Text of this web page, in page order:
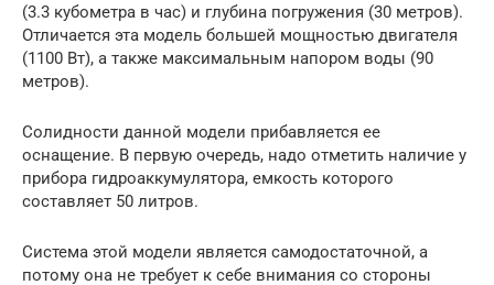
(3.3 кубометра в час) и глубина погружения (30 метров).
Отличается эта модель большей мощностью двигателя
(1100 Вт), а также максимальным напором воды (90
метров).
Солидности данной модели прибавляется ее
оснащение. В первую очередь, надо отметить наличие у
прибора гидроаккумулятора, емкость которого
составляет 50 литров.
Система этой модели является самодостаточной, а
потому она не требует к себе внимания со стороны